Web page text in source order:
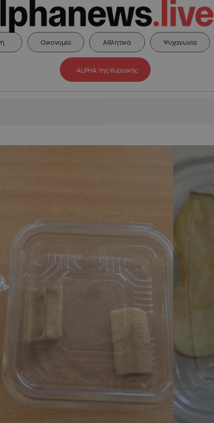
Οικονομία Αθλητικά Ψυχαγωγία
ALPHA της Κυριακής